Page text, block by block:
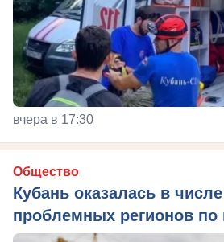
вчера в 17:30
Общество
Кубань оказалась в
проблемных регионов по